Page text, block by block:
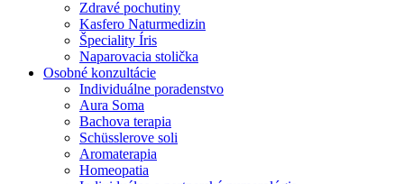
Zdravé pochutiny
Kasfero Naturmedizin
Špeciality Íris
Naparovacia stolička
Osobné konzultácie
Individuálne poradenstvo
Aura Soma
Bachova terapia
Schüsslerove soli
Aromaterapia
Homeopatia